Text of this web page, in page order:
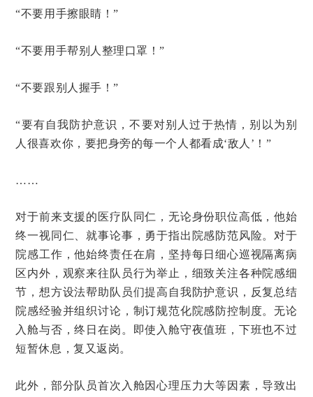
“不要用手擦眼睛！”
“不要用手帮别人整理口罩！”
“不要跟别人握手！”
“要有自我防护意识，不要对别人过于热情，别以为别
人很喜欢你，要把身旁的每一个人都看成‘敌人’！”
……
对于前来支援的医疗队同仁，无论身份职位高低，他始
终一视同仁、就事论事，勇于指出院感防范风险。对于
院感工作，他始终责任在肩，坚持每日细心巡视隔离病
区内外，观察来往队员行为举止，细致关注各种院感细
节，想方设法帮助队员们提高自我防护意识，反复总结
院感经验并组织讨论，制订规范化院感防控制度。无论
入舱与否，终日在岗。即使入舱守夜值班，下班也不过
短暂休息，复又返岗。
此外，部分队员首次入舱因心理压力大等因素，导致出